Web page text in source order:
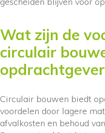
Wat zijn de
circulair
Circulair bouwen biedt
voordelen door lagere
afvalkosten en behoud